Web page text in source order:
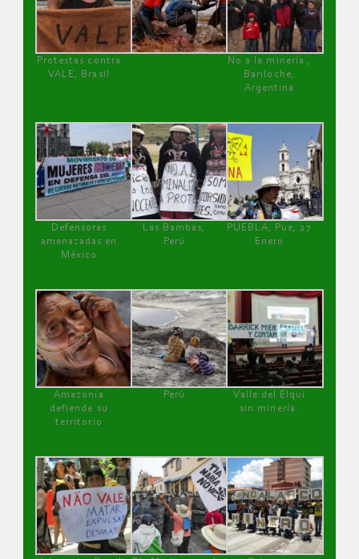
Protestas contra
VALE, Brasil
No a la minería ,
Bariloche,
Argentina
Defensoras
amenazadas en
México
Las Bambas,
Perú
PUEBLA, Pue, 27
Enero
Amazonía
defiende su
territorio
Perú
Valle del Elqui
sin minería.